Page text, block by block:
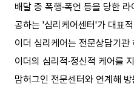
배달 중 폭행·폭언 등을 당한
공하는 '심리케어센터'가 대표
이더 심리케어는 전문상담기
이더의 심리적·정신적 케어를
맘허그인 전문센터와 연계해